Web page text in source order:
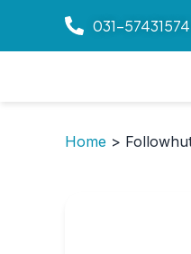
031-57431574
Home >